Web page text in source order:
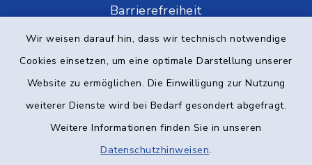
Wir weisen darauf hin, dass wir technisch notwendige
Cookies einsetzen, um eine optimale Darstellung unserer
Website zu ermöglichen. Die Einwilligung zur Nutzung
weiterer Dienste wird bei Bedarf gesondert abgefragt.
Weitere Informationen finden Sie in unseren
Datenschutzhinweisen.
Barrierefreiheit
Datenschutz
Impressum
Sitemap